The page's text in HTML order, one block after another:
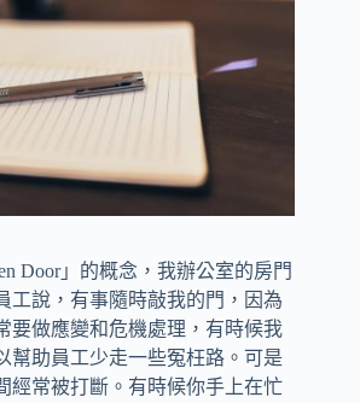
Door」的概念，我辦公室的房門
工說，有事隨時敲我的門，因為
要做應變和危機處理，有時候我
幫助員工少走一些冤枉路。可是
經常被打斷。有時候你手上在忙